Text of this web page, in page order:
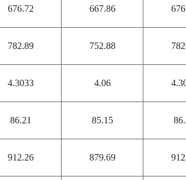
676.72 667.86
782.89 752.88
4.3033 4.06
86.21 85.15
912.26 879.69